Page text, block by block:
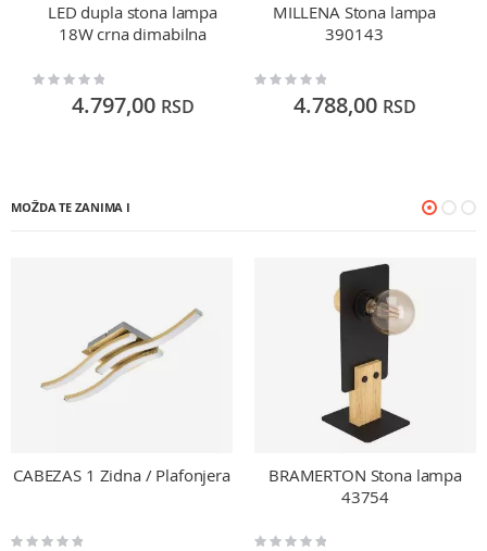
LED dupla stona lampa
18W crna dimabilna
Rating:
4.797,00 RSD
MILLENA Stona lampa
390143
Rating:
4.788,00 RSD
MOŽDA TE ZANIMA I
CABEZAS 1 Zidna / Plafonjera
Rating:
BRAMERTON Stona lampa
43754
Rating: